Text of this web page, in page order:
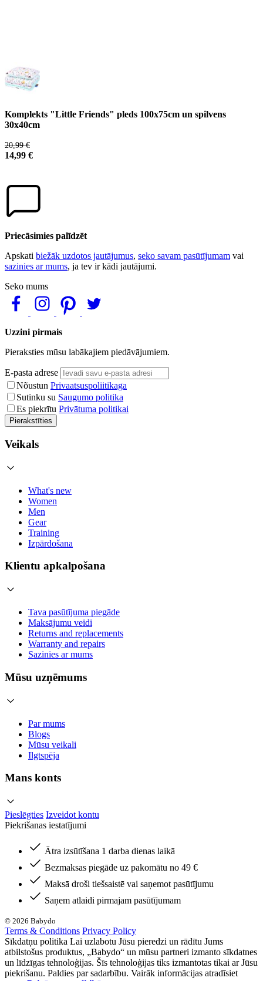
Komplekts "Little Friends" pleds 100x75cm un spilvens
30x40cm
20,99 €
14,99 €
Priecāsimies palīdzēt
Apskati biežāk uzdotos jautājumus, seko savam pasūtījumam vai
sazinies ar mums, ja tev ir kādi jautājumi.
Seko mums
Uzzini pirmais
Pieraksties mūsu labākajiem piedāvājumiem.
E-pasta adrese
Nõustun Privaatsuspoliitikaga
Sutinku su Saugumo politika
Es piekrītu Privātuma politikai
Pierakstīties
Veikals
What's new
Women
Men
Gear
Training
Izpārdošana
Klientu apkalpošana
Tava pasūtījuma piegāde
Maksājumu veidi
Returns and replacements
Warranty and repairs
Sazinies ar mums
Mūsu uzņēmums
Par mums
Blogs
Mūsu veikali
Ilgtspēja
Mans konts
Pieslēgties Izveidot kontu
Piekrišanas iestatījumi
Ātra izsūtīšana 1 darba dienas laikā
Bezmaksas piegāde uz pakomātu no 49 €
Maksā droši tiešsaistē vai saņemot pasūtījumu
Saņem atlaidi pirmajam pasūtījumam
© 2026 Babydo
Terms & Conditions Privacy Policy
Sīkdatņu politika Lai uzlabotu Jūsu pieredzi un rādītu Jums
atbilstošus produktus, „Babydo“ un mūsu partneri izmanto sīkdatnes
un līdzīgas tehnoloģijas. Šīs tehnoloģijas tiks izmantotas tikai ar Jūsu
piekrišanu. Paldies par sadarbību. Vairāk informācijas atradīsiet